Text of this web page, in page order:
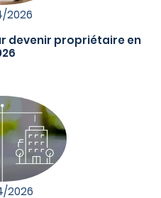
2026
devenir propriétaire en
2026